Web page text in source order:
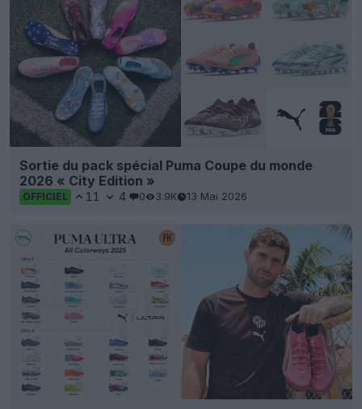
Sortie du pack spécial Puma Coupe du monde
2026 « City Edition »
OFFICIEL 11 4 0 3.9K 13 Mai 2026